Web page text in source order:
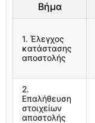
Βήμα
1. Έλεγχος
κατάστασης
αποστολής
2.
Επαλήθευση
στοιχείων
αποστολής